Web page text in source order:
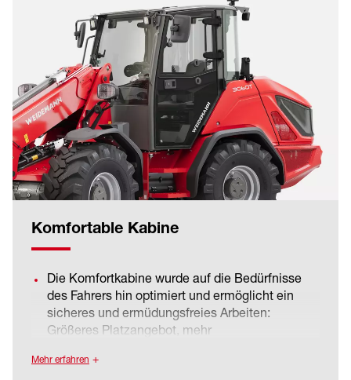
Komfortable Kabine
Die Komfortkabine wurde auf die Bedürfnisse
des Fahrers hin optimiert und ermöglicht ein
sicheres und ermüdungsfreies Arbeiten:
Größeres Platzangebot, mehr
Das 4-Säulen-Design, die tiefgezogenen
Mehr erfahren